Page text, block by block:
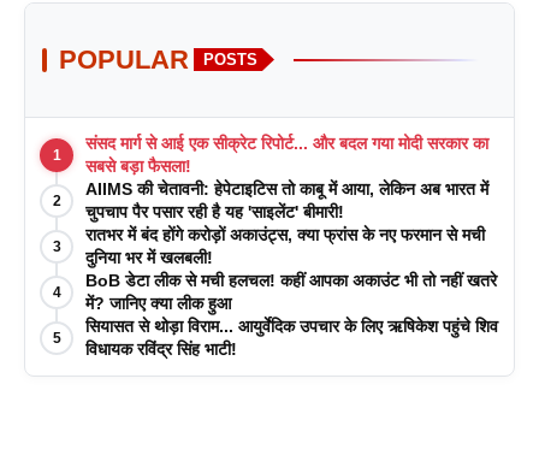
POPULAR POSTS
1
संसद मार्ग से आई एक सीक्रेट रिपोर्ट... और बदल गया मोदी सरकार का
सबसे बड़ा फैसला!
2
AIIMS की चेतावनी: हेपेटाइटिस तो काबू में आया, लेकिन अब भारत में
चुपचाप पैर पसार रही है यह 'साइलेंट' बीमारी!
3
रातभर में बंद होंगे करोड़ों अकाउंट्स, क्या फ्रांस के नए फरमान से मची
दुनिया भर में खलबली!
4
BoB डेटा लीक से मची हलचल! कहीं आपका अकाउंट भी तो नहीं खतरे
में? जानिए क्या लीक हुआ
5
सियासत से थोड़ा विराम... आयुर्वेदिक उपचार के लिए ऋषिकेश पहुंचे शिव
विधायक रविंद्र सिंह भाटी!